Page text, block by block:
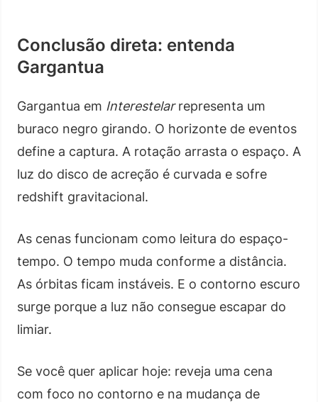
Conclusão direta: entenda
Gargantua
Gargantua em Interestelarrepresenta um
buraco negro girando. O horizonte de eventos
define a captura. A rotação arrasta o espaço. A
luz do disco de acreção é curvada e sofre
redshift gravitacional.
As cenas funcionam como leitura do espaço-
tempo. O tempo muda conforme a distância.
As órbitas ficam instáveis. E o contorno escuro
surge porque a luz não consegue escapar do
limiar.
Se você quer aplicar hoje: reveja uma cena
com foco no contorno e na mudança de